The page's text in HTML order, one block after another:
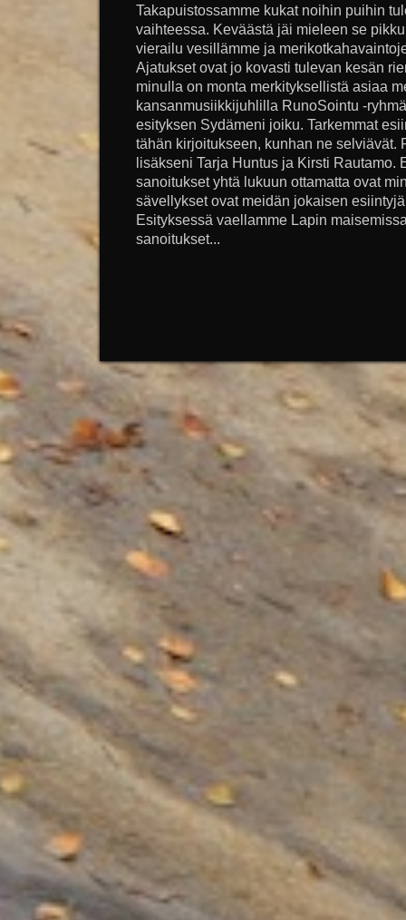
Takapuistossamme kukat noihin puihin
vaihteessa. Keväästä jäi mieleen se
vierailu vesillämme ja
Ajatukset ovat jo kovasti tulevan kesän
minulla on monta merkityksellistä asiaa
kansanmusiikkijuhlilla RunoSointu -
esityksen Sydämeni joiku. Tarkemmat
tähän kirjoitukseen, kunhan ne selviävät.
lisäkseni Tarja Huntus ja Kirsti Rautamo.
sanoitukset yhtä lukuun ottamatta ovat
sävellykset ovat meidän jokaisen
Esityksessä vaellamme Lapin
sanoitukset...